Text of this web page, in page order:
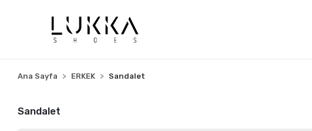
Ana Sayfa ERKEK Sandalet
Sandalet